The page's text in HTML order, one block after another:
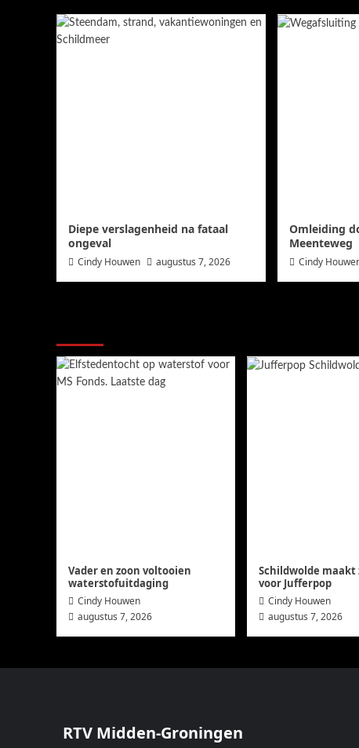
Diepe verslagenheid na fataal
ongeval
Cindy Houwen augustus 7, 2026
Omleiding
Meenteweg
Cindy
Vader en zoon voltooien
waterstofuitdaging
Cindy Houwen
augustus 7, 2026
Schildwolde maakt
voor Jufferpop
Cindy Houwen
augustus 7, 2026
RTV Midden-Groningen